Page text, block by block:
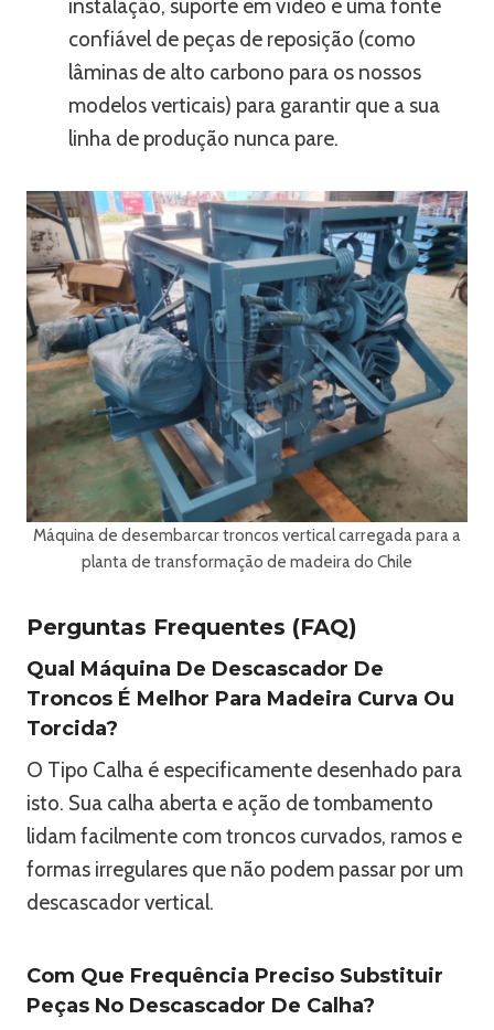
instalação, suporte em vídeo e uma fonte
confiável de peças de reposição (como
lâminas de alto carbono para os nossos
modelos verticais) para garantir que a sua
linha de produção nunca pare.
Máquina de desembarcar troncos vertical carregada para a
planta de transformação de madeira do Chile
Perguntas Frequentes (FAQ)
Qual Máquina De Descascador De
Troncos É Melhor Para Madeira Curva Ou
Torcida?
O Tipo Calha é especificamente desenhado para
isto. Sua calha aberta e ação de tombamento
lidam facilmente com troncos curvados, ramos e
formas irregulares que não podem passar por um
descascador vertical.
Com Que Frequência Preciso Substituir
Peças No Descascador De Calha?